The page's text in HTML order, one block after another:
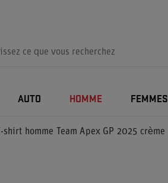
AUTO HOMME FEMMES
T-shirt homme Team Apex GP 2025 crème